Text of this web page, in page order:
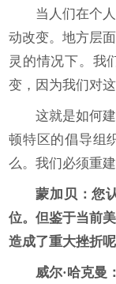
当人们在个
动改变。地方层
灵的情况下。我
变，因为我们对
这就是如何
顿特区的倡导组
么。我们必须重建
蒙加贝：您
位。但鉴于当前
造成了重大挫折呢
威尔·哈克曼：